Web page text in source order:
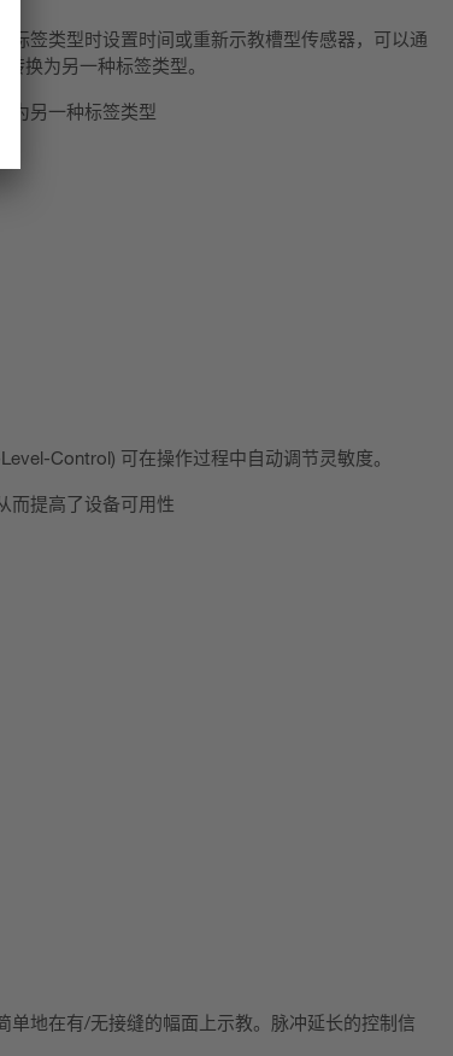
标签类型时设置时间或重新示教槽型传感器，可以通
换为另一种标签类型。
为另一种标签类型
Control) 可在操作过程中自动调节灵敏度。
而提高了设备可用性
地在有/无接缝的幅面上示教。脉冲延长的控制信